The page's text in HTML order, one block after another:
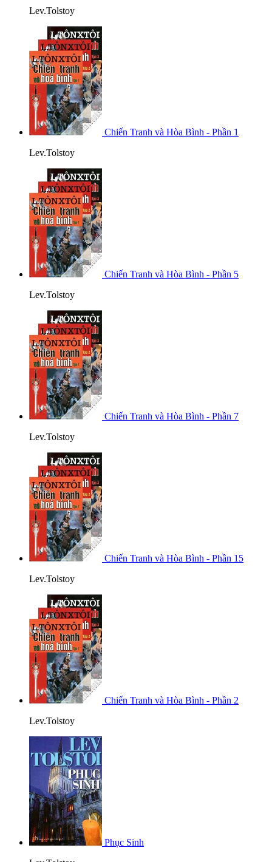
Lev.Tolstoy
Chiến Tranh và Hòa Bình - Phần 1
Lev.Tolstoy
Chiến Tranh và Hòa Bình - Phần 5
Lev.Tolstoy
Chiến Tranh và Hòa Bình - Phần 7
Lev.Tolstoy
Chiến Tranh và Hòa Bình - Phần 15
Lev.Tolstoy
Chiến Tranh và Hòa Bình - Phần 2
Lev.Tolstoy
Phục Sinh